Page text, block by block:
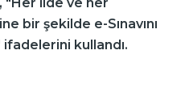
"Her ilde ve her
bir şekilde e-Sınavını
kullandı.